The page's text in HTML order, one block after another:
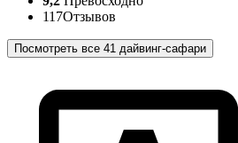
117Отзывов
Посмотреть все 41 дайвинг-сафари